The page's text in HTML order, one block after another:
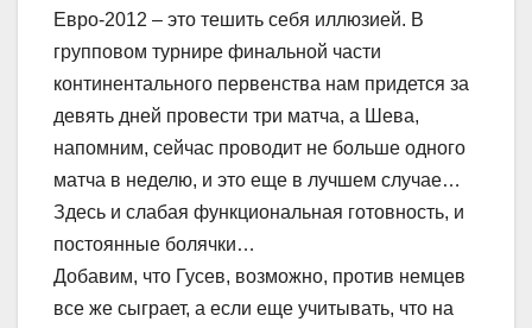
Евро-2012 – это тешить себя иллюзией. В
групповом турнире финальной части
континентального первенства нам придется за
девять дней провести три матча, а Шева,
напомним, сейчас проводит не больше одного
матча в неделю, и это еще в лучшем случае…
Здесь и слабая функциональная готовность, и
постоянные болячки…
Добавим, что Гусев, возможно, против немцев
все же сыграет, а если еще учитывать, что на